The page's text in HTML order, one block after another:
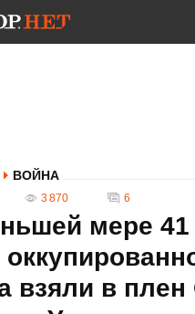
ВОЙНА
3 870 6
мере 41
взяли в